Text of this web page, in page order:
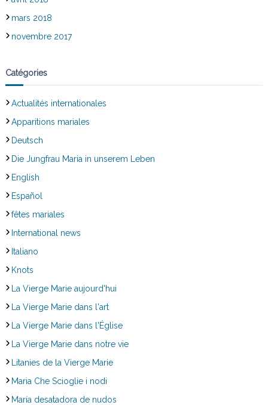
mars 2018
novembre 2017
Catégories
Actualités internationales
Apparitions mariales
Deutsch
Die Jungfrau Maria in unserem Leben
English
Español
fêtes mariales
International news
Italiano
Knots
La Vierge Marie aujourd'hui
La Vierge Marie dans l'art
La Vierge Marie dans l'Église
La Vierge Marie dans notre vie
Litanies de la Vierge Marie
Maria Che Scioglie i nodi
María desatadora de nudos